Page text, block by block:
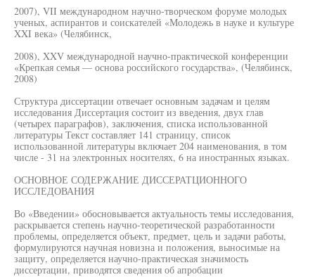
2007), VII международном научно-творческом форуме молодых
ученых, аспирантов и соискателей «Молодежь в науке и культуре
XXI века» (Челябинск,
2008), XXV международной научно-практической конференции
«Крепкая семья — основа российского государства», (Челябинск,
2008)
Структура диссертации отвечает основным задачам и целям
исследования Диссертация состоит из введения, двух глав
(четырех параграфов), заключения, списка использованной
литературы Текст составляет 141 страницу, список
использованной литературы включает 204 наименования, в том
числе - 31 на электронных носителях, 6 на иностранных языках.
ОСНОВНОЕ СОДЕРЖАНИЕ ДИССЕРАТЦИОННОГО
ИССЛЕДОВАНИЯ
Во «Введении» обосновывается актуальность темы исследования,
раскрывается степень научно-теоретической разработанности
проблемы, определяется объект, предмет, цель и задачи работы,
формулируются научная новизна и положения, выносимые на
защиту, определяется научно-практическая значимость
диссертации, приводятся сведения об апробации